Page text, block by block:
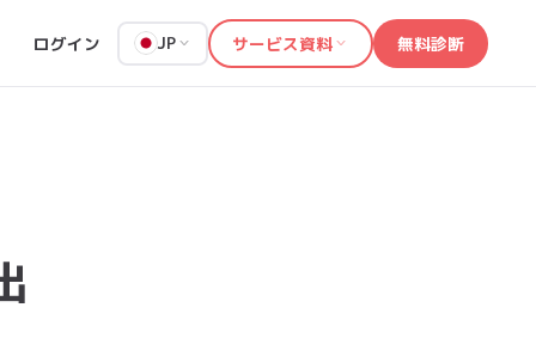
ログイン JP サービス資料 無料診断